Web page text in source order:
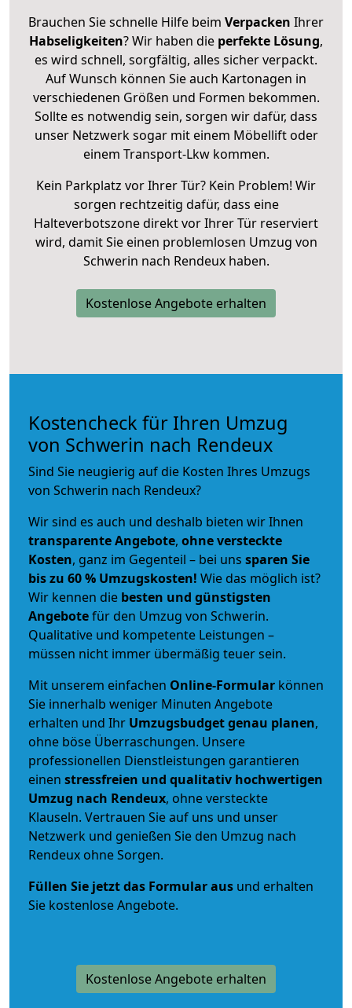
Brauchen Sie schnelle Hilfe beim Verpacken Ihrer
Habseligkeiten? Wir haben die perfekte Lösung,
es wird schnell, sorgfältig, alles sicher verpackt.
Auf Wunsch können Sie auch Kartonagen in
verschiedenen Größen und Formen bekommen.
Sollte es notwendig sein, sorgen wir dafür, dass
unser Netzwerk sogar mit einem Möbellift oder
einem Transport-Lkw kommen.
Kein Parkplatz vor Ihrer Tür? Kein Problem! Wir
sorgen rechtzeitig dafür, dass eine
Halteverbotszone direkt vor Ihrer Tür reserviert
wird, damit Sie einen problemlosen Umzug von
Schwerin nach Rendeux haben.
Kostenlose Angebote erhalten
Kostencheck für Ihren Umzug
von Schwerin nach Rendeux
Sind Sie neugierig auf die Kosten Ihres Umzugs
von Schwerin nach Rendeux?
Wir sind es auch und deshalb bieten wir Ihnen
transparente Angebote, ohne versteckte
Kosten, ganz im Gegenteil – bei uns sparen Sie
bis zu 60 % Umzugskosten! Wie das möglich ist?
Wir kennen die besten und günstigsten
Angebotefür den Umzug von Schwerin.
Qualitative und kompetente Leistungen –
müssen nicht immer übermäßig teuer sein.
Mit unserem einfachen Online-Formular können
Sie innerhalb weniger Minuten Angebote
erhalten und Ihr Umzugsbudgetgenau planen,
ohne böse Überraschungen. Unsere
professionellen Dienstleistungen garantieren
einen stressfreien und qualitativ hochwertigen
Umzug nach Rendeux, ohne versteckte
Klauseln. Vertrauen Sie auf uns und unser
Netzwerk und genießen Sie den Umzug nach
Rendeux ohne Sorgen.
Füllen Sie jetzt das Formular aus und erhalten
Sie kostenlose Angebote.
Kostenlose Angebote erhalten